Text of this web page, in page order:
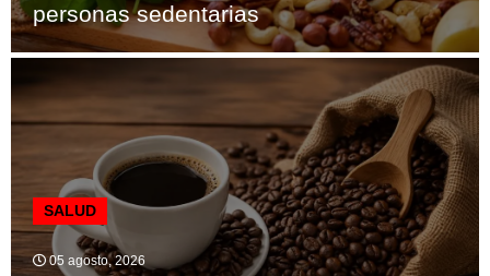
personas sedentarias
SALUD
05 agosto, 2026